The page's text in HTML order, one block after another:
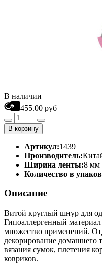
В наличии
455.00 руб
В корзину
Артикул:1439
Производитель:
Ширина ленты:8 мм
Количество в
Описание
Витой круглый шнур для
Гипоаллергенный
множество применений.
декорирование домашнего
вязания сумок, плетения
ковриков.